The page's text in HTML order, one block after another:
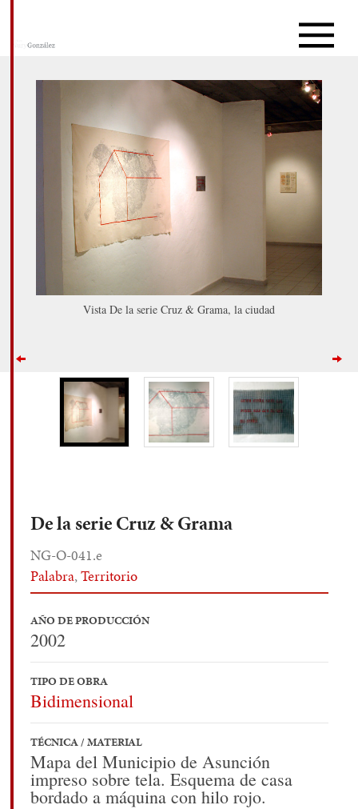
Vista De la serie Cruz & Grama, la ciudad
De la serie Cruz & Grama
NG-O-041.e
Palabra,Territorio
AÑO DE PRODUCCIÓN
2002
TIPO DE OBRA
Bidimensional
TÉCNICA / MATERIAL
Mapa del Municipio de Asunción
impreso sobre tela. Esquema de casa
bordado a máquina con hilo rojo.